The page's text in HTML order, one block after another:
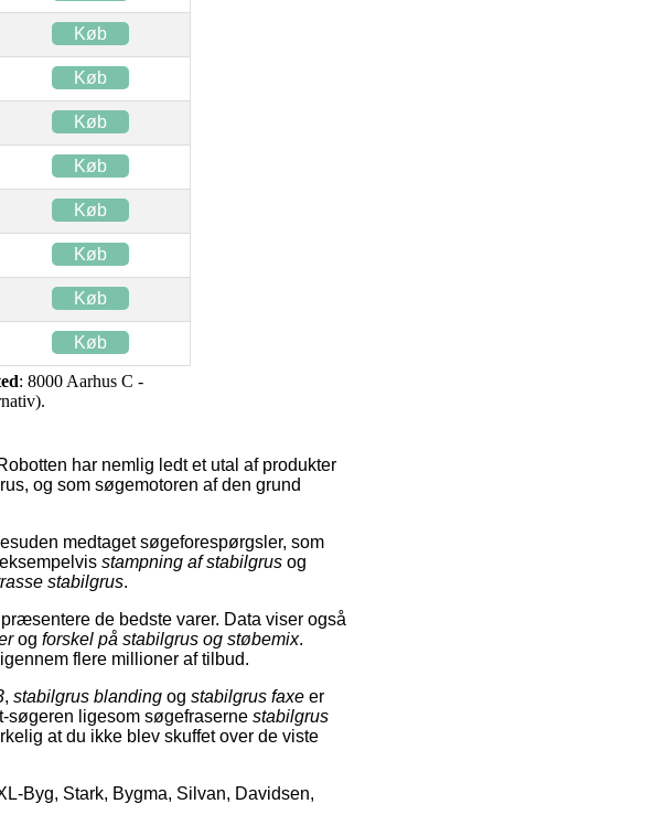
Køb
Køb
Køb
Køb
Køb
Køb
Køb
Køb
: 8000 Aarhus C -
har nemlig ledt et utal af produkter
og som søgemotoren af den grund
medtaget søgeforespørgsler, som
stampning af stabilgrus og
stabilgrus.
de bedste varer. Data viser også
og forskel på stabilgrus og støbemix.
flere millioner af tilbud.
, stabilgrus blanding og stabilgrus faxe er
søgeren ligesom søgefraserne stabilgrus
at du ikke blev skuffet over de viste
Byg, Stark, Bygma, Silvan, Davidsen,